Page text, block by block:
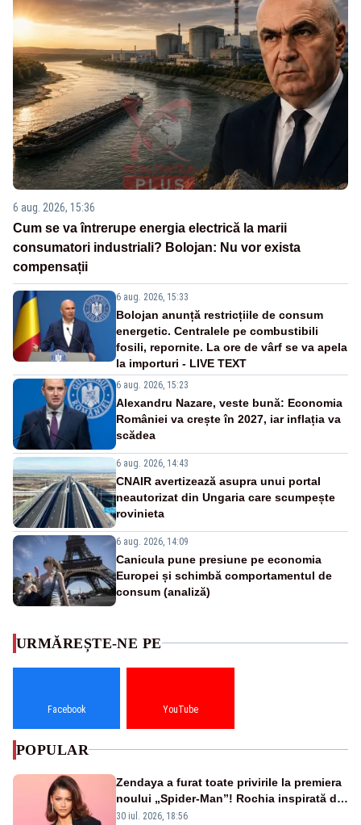
6 aug. 2026, 15:36
Cum se va întrerupe energia electrică la marii
consumatori industriali? Bolojan: Nu vor exista
compensații
6 aug. 2026, 15:33
Bolojan anunță restricțiile de consum
energetic. Centralele pe combustibili
fosili, repornite. La ore de vârf se va apela
la importuri - LIVE TEXT
6 aug. 2026, 15:23
Alexandru Nazare, veste bună: Economia
României va crește în 2027, iar inflația va
scădea
6 aug. 2026, 14:43
CNAIR avertizează asupra unui portal
neautorizat din Ungaria care scumpește
rovinieta
6 aug. 2026, 14:09
Canicula pune presiune pe economia
Europei și schimbă comportamentul de
consum (analiză)
URMĂREȘTE-NE PE
Facebook YouTube
POPULAR
Zendaya a furat toate privirile la premiera
noului „Spider-Man”! Rochia inspirată de
pânza de păianjen a făcut senzație
30 iul. 2026, 18:56